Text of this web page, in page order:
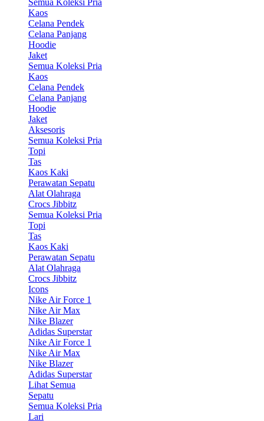
Kaos
Celana Pendek
Celana Panjang
Hoodie
Jaket
Semua Koleksi Pria
Kaos
Celana Pendek
Celana Panjang
Hoodie
Jaket
Aksesoris
Semua Koleksi Pria
Topi
Tas
Kaos Kaki
Perawatan Sepatu
Alat Olahraga
Crocs Jibbitz
Semua Koleksi Pria
Topi
Tas
Kaos Kaki
Perawatan Sepatu
Alat Olahraga
Crocs Jibbitz
Icons
Nike Air Force 1
Nike Air Max
Nike Blazer
Adidas Superstar
Nike Air Force 1
Nike Air Max
Nike Blazer
Adidas Superstar
Lihat Semua
Sepatu
Semua Koleksi Pria
Lari